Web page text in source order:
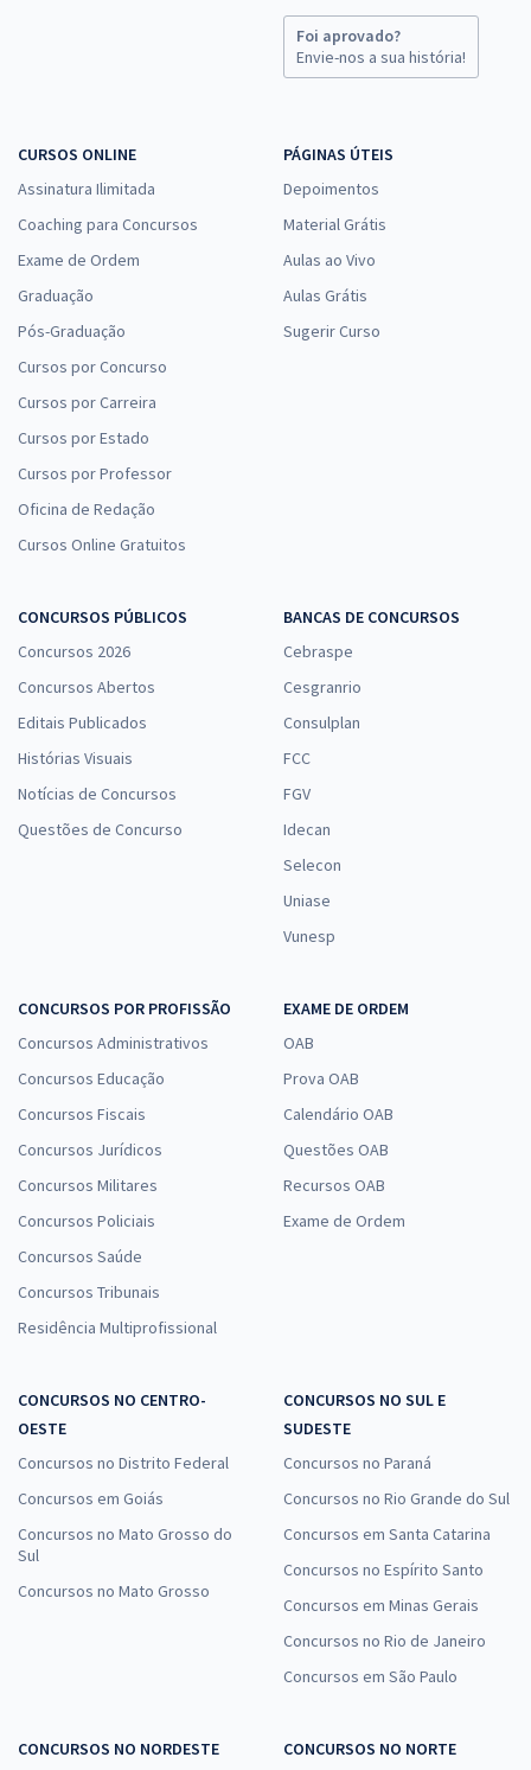
Foi aprovado?
Envie-nos a sua história!
CURSOS ONLINE
Assinatura Ilimitada
Coaching para Concursos
Exame de Ordem
Graduação
Pós-Graduação
Cursos por Concurso
Cursos por Carreira
Cursos por Estado
Cursos por Professor
Oficina de Redação
Cursos Online Gratuitos
PÁGINAS ÚTEIS
Depoimentos
Material Grátis
Aulas ao Vivo
Aulas Grátis
Sugerir Curso
CONCURSOS PÚBLICOS
Concursos 2026
Concursos Abertos
Editais Publicados
Histórias Visuais
Notícias de Concursos
Questões de Concurso
BANCAS DE CONCURSOS
Cebraspe
Cesgranrio
Consulplan
FCC
FGV
Idecan
Selecon
Uniase
Vunesp
CONCURSOS POR PROFISSÃO
Concursos Administrativos
Concursos Educação
Concursos Fiscais
Concursos Jurídicos
Concursos Militares
Concursos Policiais
Concursos Saúde
Concursos Tribunais
Residência Multiprofissional
EXAME DE ORDEM
OAB
Prova OAB
Calendário OAB
Questões OAB
Recursos OAB
Exame de Ordem
CONCURSOS NO CENTRO-
OESTE
Concursos no Distrito Federal
Concursos em Goiás
Concursos no Mato Grosso do
Sul
Concursos no Mato Grosso
CONCURSOS NO SUL E
SUDESTE
Concursos no Paraná
Concursos no Rio Grande do Sul
Concursos em Santa Catarina
Concursos no Espírito Santo
Concursos em Minas Gerais
Concursos no Rio de Janeiro
Concursos em São Paulo
CONCURSOS NO NORDESTE
CONCURSOS NO NORTE